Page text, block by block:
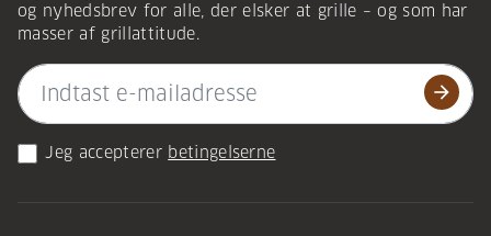
og nyhedsbrev for alle, der elsker at grille – og som har
masser af grillattitude.
arrow_forward
Jeg accepterer betingelserne